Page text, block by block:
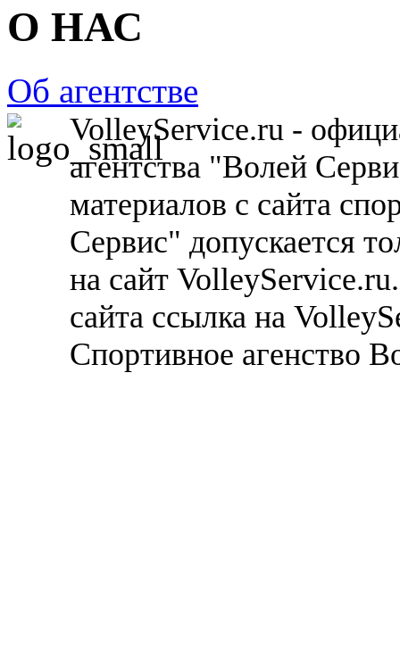
О НАС
Об агентстве
VolleyService.ru -
агентства "Волей
материалов с сайта
Сервис" допускается
на сайт
сайта ссылка на
Спортивное агенство